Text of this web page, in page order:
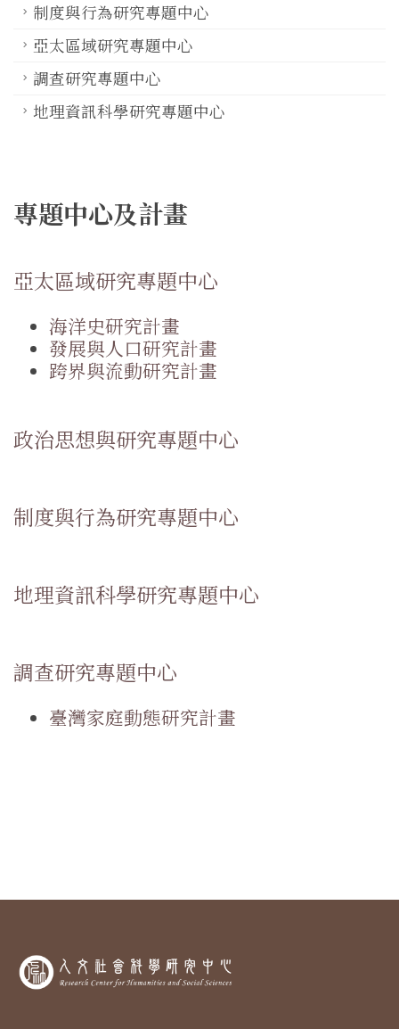
制度與行為研究專題中心
亞太區域研究專題中心
調查研究專題中心
地理資訊科學研究專題中心
專題中心及計畫
亞太區域研究專題中心
海洋史研究計畫
發展與人口研究計畫
跨界與流動研究計畫
政治思想與研究專題中心
制度與行為研究專題中心
地理資訊科學研究專題中心
調查研究專題中心
臺灣家庭動態研究計畫